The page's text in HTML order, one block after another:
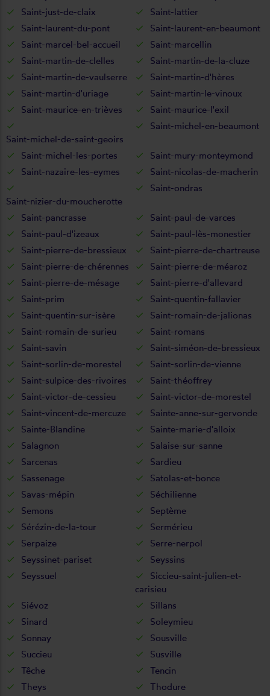
Saint-just-de-claix
Saint-lattier
Saint-laurent-du-pont
Saint-laurent-en-beaumont
Saint-marcel-bel-accueil
Saint-marcellin
Saint-martin-de-clelles
Saint-martin-de-la-cluze
Saint-martin-de-vaulserre
Saint-martin-d'hères
Saint-martin-d'uriage
Saint-martin-le-vinoux
Saint-maurice-en-trièves
Saint-maurice-l'exil
Saint-michel-de-saint-geoirs
Saint-michel-en-beaumont
Saint-michel-les-portes
Saint-mury-monteymond
Saint-nazaire-les-eymes
Saint-nicolas-de-macherin
Saint-nizier-du-moucherotte
Saint-ondras
Saint-pancrasse
Saint-paul-de-varces
Saint-paul-d'izeaux
Saint-paul-lès-monestier
Saint-pierre-de-bressieux
Saint-pierre-de-chartreuse
Saint-pierre-de-chérennes
Saint-pierre-de-méaroz
Saint-pierre-de-mésage
Saint-pierre-d'allevard
Saint-prim
Saint-quentin-fallavier
Saint-quentin-sur-isère
Saint-romain-de-jalionas
Saint-romain-de-surieu
Saint-romans
Saint-savin
Saint-siméon-de-bressieux
Saint-sorlin-de-morestel
Saint-sorlin-de-vienne
Saint-sulpice-des-rivoires
Saint-théoffrey
Saint-victor-de-cessieu
Saint-victor-de-morestel
Saint-vincent-de-mercuze
Sainte-anne-sur-gervonde
Sainte-Blandine
Sainte-marie-d'alloix
Salagnon
Salaise-sur-sanne
Sarcenas
Sardieu
Sassenage
Satolas-et-bonce
Savas-mépin
Séchilienne
Semons
Septème
Sérézin-de-la-tour
Sermérieu
Serpaize
Serre-nerpol
Seyssinet-pariset
Seyssins
Seyssuel
Siccieu-saint-julien-et-
carisieu
Siévoz
Sillans
Sinard
Soleymieu
Sonnay
Sousville
Succieu
Susville
Têche
Tencin
Theys
Thodure